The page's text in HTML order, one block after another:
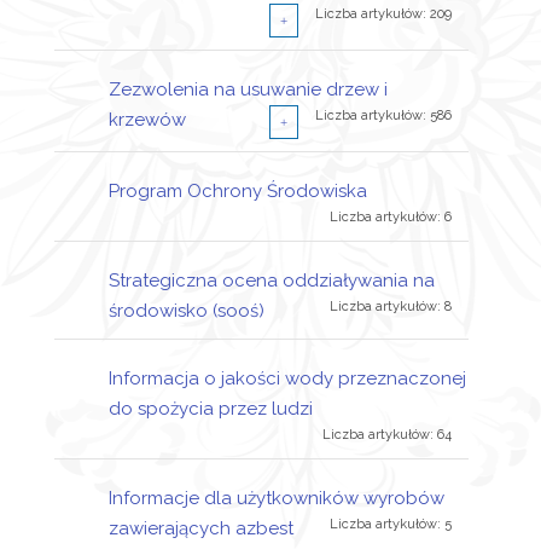
Liczba artykułów: 209
Decyzje Liczba artykułów: 10
Postanowienia Liczba artykułów: 10
Postanowienie o konieczności
oddziaływania przedsięwziecia
na srodowisko
Liczba artykułów: 4
Wnioski o wydanie decyzji
Zawiadomienia Liczba artykułów: 129
Ogłoszenia Liczba artykułów: 2
Obwieszczenia
Pozostałe pisma Liczba artykułów: 11
Zezwolenia na usuwanie drzew i
krzewów
Liczba artykułów: 586
Wnioski o wydanie decyzji
Liczba artykułów: 296
Decyzje Liczba artykułów: 290
Program Ochrony Środowiska
Liczba artykułów: 6
Strategiczna ocena oddziaływania na
środowisko (sooś)
Liczba artykułów: 8
Informacja o jakości wody przeznaczonej
do spożycia przez ludzi
Liczba artykułów: 64
Informacje dla użytkowników wyrobów
zawierających azbest
Liczba artykułów: 5